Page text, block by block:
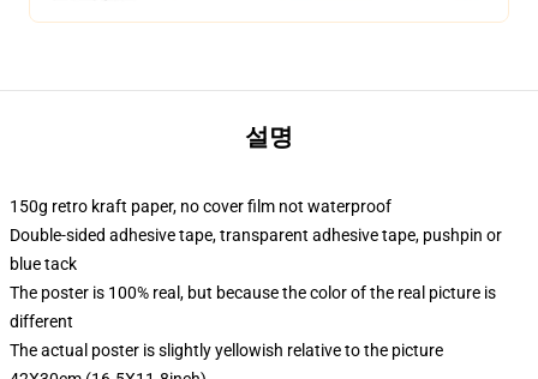
설명
150g retro kraft paper, no cover film not waterproof
Double-sided adhesive tape, transparent adhesive tape, pushpin or
blue tack
The poster is 100% real, but because the color of the real picture is
different
The actual poster is slightly yellowish relative to the picture